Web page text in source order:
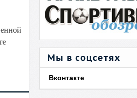
Мы в соцсетях
Вконтакте